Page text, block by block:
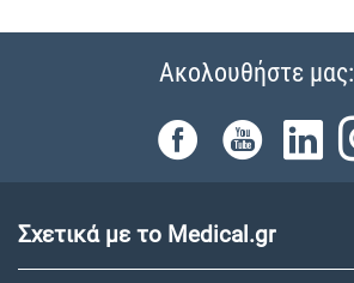
Ακολουθήστε μας:
Σχετικά με το Medical.gr